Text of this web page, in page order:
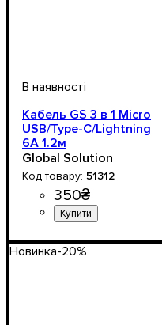
Кабель GS 3 в 1 Micro
USB/Type-C/Lightning
6A 1.2м
Global Solution
51312
350₴
Новинка-20%